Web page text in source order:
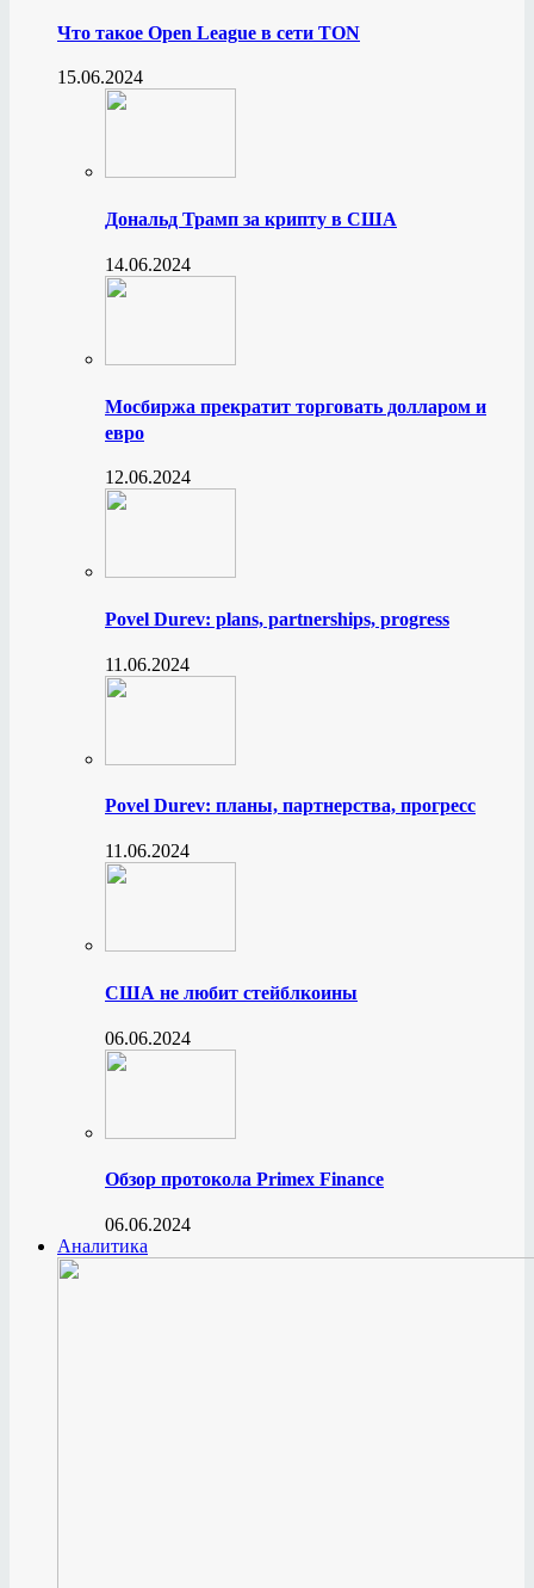
Что такое Open League в сети TON
15.06.2024
Дональд Трамп за крипту в США
14.06.2024
Мосбиржа прекратит торговать долларом и
евро
12.06.2024
Povel Durev: plans, partnerships, progress
11.06.2024
Povel Durev: планы, партнерства, прогресс
11.06.2024
США не любит стейблкоины
06.06.2024
Обзор протокола Primex Finance
06.06.2024
Аналитика